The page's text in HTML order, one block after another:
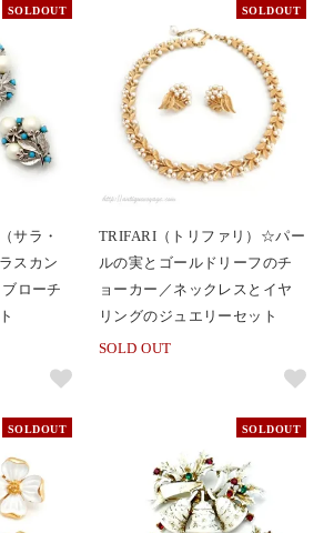
SOLDOUT
サラ・
スカン
ローチ
SOLDOUT
TRIFARI（トリファリ）☆パー
ルの実とゴールドリーフのチ
ョーカー／ネックレスとイヤ
リングのジュエリーセット
SOLD OUT
SOLDOUT SOLDOUT